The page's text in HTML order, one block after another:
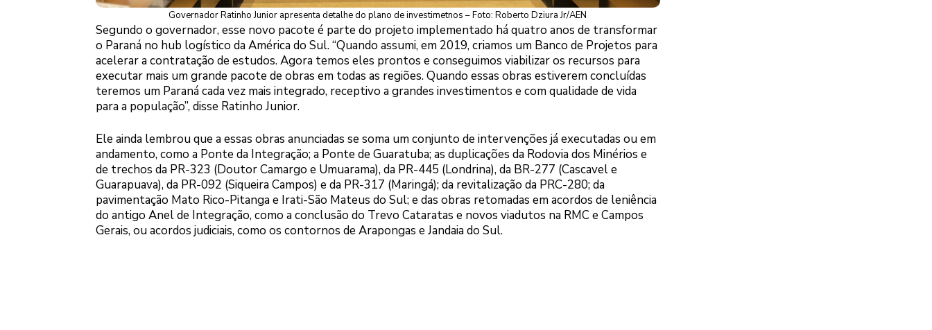
Governador Ratinho Junior apresenta detalhe do plano de investimetnos – Foto: Roberto Dziura Jr/AEN
Segundo o governador, esse novo pacote é parte do projeto implementado há quatro anos de transformar
o Paraná no hub logístico da América do Sul. “Quando assumi, em 2019, criamos um Banco de Projetos para
acelerar a contratação de estudos. Agora temos eles prontos e conseguimos viabilizar os recursos para
executar mais um grande pacote de obras em todas as regiões. Quando essas obras estiverem concluídas
teremos um Paraná cada vez mais integrado, receptivo a grandes investimentos e com qualidade de vida
para a população”, disse Ratinho Junior.
Ele ainda lembrou que a essas obras anunciadas se soma um conjunto de intervenções já executadas ou em
andamento, como a Ponte da Integração; a Ponte de Guaratuba; as duplicações da Rodovia dos Minérios e
de trechos da PR-323 (Doutor Camargo e Umuarama), da PR-445 (Londrina), da BR-277 (Cascavel e
Guarapuava), da PR-092 (Siqueira Campos) e da PR-317 (Maringá); da revitalização da PRC-280; da
pavimentação Mato Rico-Pitanga e Irati-São Mateus do Sul; e das obras retomadas em acordos de leniência
do antigo Anel de Integração, como a conclusão do Trevo Cataratas e novos viadutos na RMC e Campos
Gerais, ou acordos judiciais, como os contornos de Arapongas e Jandaia do Sul.